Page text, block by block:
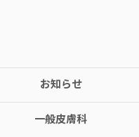
お知らせ
一般皮膚科